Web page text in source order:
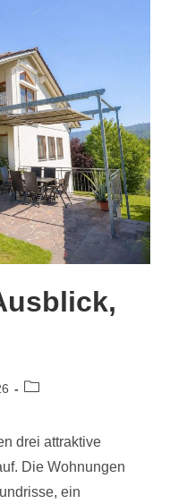
drei attraktive
Die Wohnungen
ein